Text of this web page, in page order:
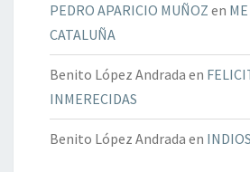
PEDRO APARICIO MUÑOZ en
CATALUÑA
Benito López Andrada en
INMERECIDAS
Benito López Andrada en